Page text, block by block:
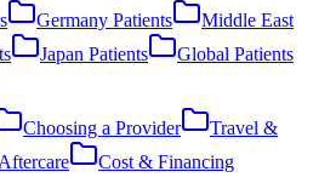
Germany Patients
Middle East
Japan Patients
Global Patients
Choosing a Provider
Travel &
Cost & Financing